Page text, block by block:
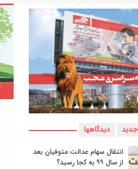
جدید دیدگاهها
انتقال سهام عدالت متوفیان بعد
از سال ۹۹ به کجا رسید؟